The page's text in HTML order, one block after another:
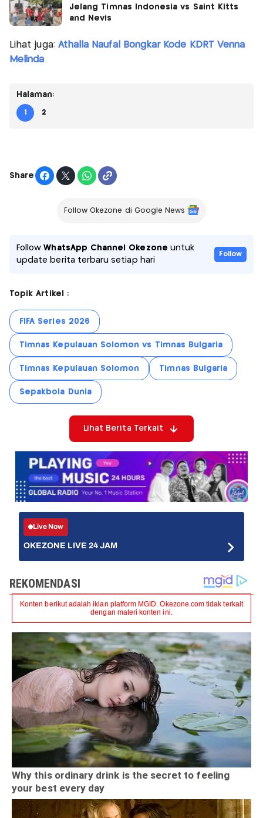
Jelang Timnas Indonesia vs Saint Kitts
and Nevis
Lihat juga: Athalla Naufal Bongkar Kode KDRT Venna
Melinda
Halaman:
1 2
Share
Follow Okezone di Google News
FollowWhatsApp Channel Okezone untuk
update berita terbaru setiap hari
Follow
Topik Artikel :
FIFA Series 2026
Timnas Kepulauan Solomon vs Timnas Bulgaria
Timnas Kepulauan Solomon Timnas Bulgaria
Sepakbola Dunia
Lihat Berita Terkait
Live Now
OKEZONE LIVE 24 JAM